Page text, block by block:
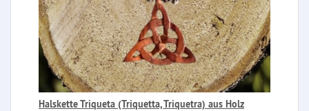
Halskette Triqueta (Triquetta, Triquetra) aus Holz